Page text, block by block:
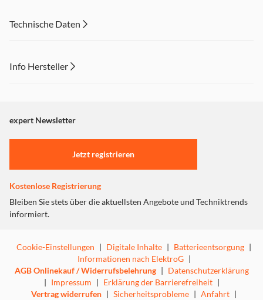
Technische Daten
Info Hersteller
"Marketing".
Einstellungen anpassen
expert Newsletter
Jetzt registrieren
Kostenlose Registrierung
Bleiben Sie stets über die aktuellsten Angebote und Techniktrends
informiert.
Cookie-Einstellungen | Digitale Inhalte | Batterieentsorgung |
Informationen nach ElektroG |
AGB Onlinekauf / Widerrufsbelehrung | Datenschutzerklärung
| Impressum | Erklärung der Barrierefreiheit |
Vertrag widerrufen | Sicherheitsprobleme | Anfahrt |